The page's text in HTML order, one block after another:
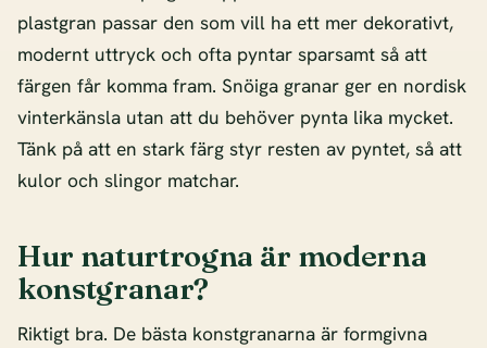
plastgran passar den som vill ha ett mer dekorativt,
modernt uttryck och ofta pyntar sparsamt så att
färgen får komma fram. Snöiga granar ger en nordisk
vinterkänsla utan att du behöver pynta lika mycket.
Tänk på att en stark färg styr resten av pyntet, så att
kulor och slingor matchar.
Hur naturtrogna är moderna
konstgranar?
Riktigt bra. De bästa konstgranarna är formgivna